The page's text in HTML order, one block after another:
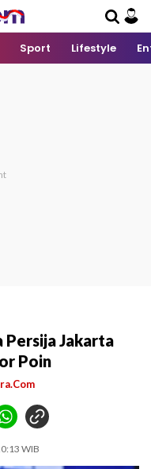
Sport Lifestyle
Persija Jakarta
Poin
WIB